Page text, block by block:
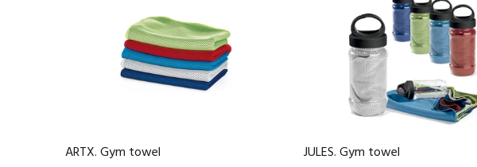
ARTX. Gym towel JULES. Gym towel